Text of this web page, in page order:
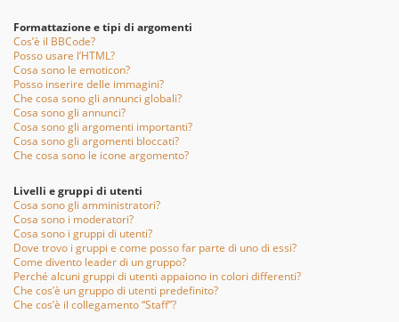
Formattazione e tipi di argomenti
Cos’è il BBCode?
Posso usare l’HTML?
Cosa sono le emoticon?
Posso inserire delle immagini?
Che cosa sono gli annunci globali?
Cosa sono gli annunci?
Cosa sono gli argomenti importanti?
Cosa sono gli argomenti bloccati?
Che cosa sono le icone argomento?
Livelli e gruppi di utenti
Cosa sono gli amministratori?
Cosa sono i moderatori?
Cosa sono i gruppi di utenti?
Dove trovo i gruppi e come posso far parte di uno di essi?
Come divento leader di un gruppo?
Perché alcuni gruppi di utenti appaiono in colori differenti?
Che cos’è un gruppo di utenti predefinito?
Che cos’è il collegamento “Staff”?